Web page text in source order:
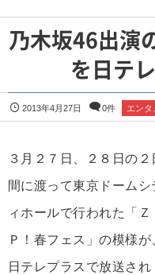
乃木坂46出演
を日テ
2013年4月27日 0件 エンタ
３月２７日、２８日の２
間に渡って東京ドームシ
ィホールで行われた「Ｚ
Ｐ！春フェス」の模様が
日テレプラスで放送され